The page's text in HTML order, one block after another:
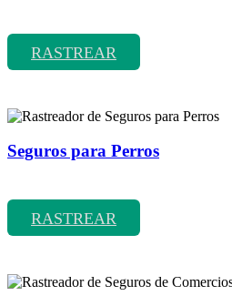
RASTREAR
Seguros para Perros
RASTREAR